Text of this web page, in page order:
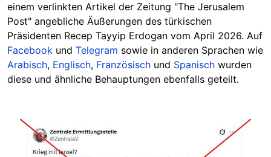
einem verlinkten Artikel der Zeitung "The Jerusalem
Post" angebliche Äußerungen des türkischen
Präsidenten Recep Tayyip Erdogan vom April 2026. Auf
Facebook und Telegram sowie in anderen Sprachen wie
Arabisch, Englisch, Französisch und Spanisch wurden
diese und ähnliche Behauptungen ebenfalls geteilt.
Image